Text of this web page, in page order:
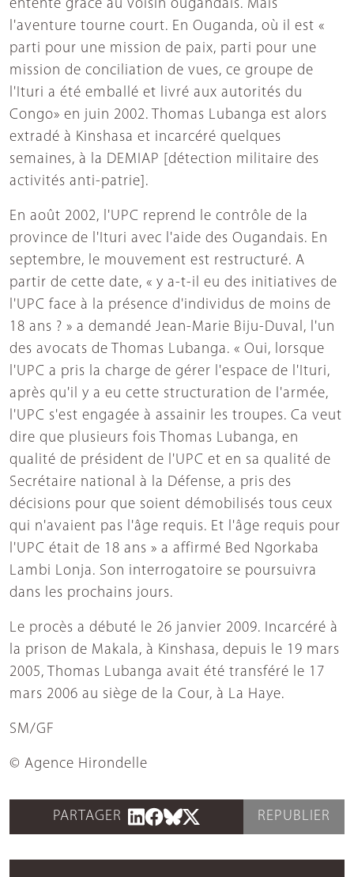
entente grâce au voisin ougandais. Mais
l'aventure tourne court. En Ouganda, où il est «
parti pour une mission de paix, parti pour une
mission de conciliation de vues, ce groupe de
l'Ituri a été emballé et livré aux autorités du
Congo» en juin 2002. Thomas Lubanga est alors
extradé à Kinshasa et incarcéré quelques
semaines, à la DEMIAP [détection militaire des
activités anti-patrie].
En août 2002, l'UPC reprend le contrôle de la
province de l'Ituri avec l'aide des Ougandais. En
septembre, le mouvement est restructuré. A
partir de cette date, « y a-t-il eu des initiatives de
l'UPC face à la présence d'individus de moins de
18 ans ? » a demandé Jean-Marie Biju-Duval, l'un
des avocats de Thomas Lubanga. « Oui, lorsque
l'UPC a pris la charge de gérer l'espace de l'Ituri,
après qu'il y a eu cette structuration de l'armée,
l'UPC s'est engagée à assainir les troupes. Ca veut
dire que plusieurs fois Thomas Lubanga, en
qualité de président de l'UPC et en sa qualité de
Secrétaire national à la Défense, a pris des
décisions pour que soient démobilisés tous ceux
qui n'avaient pas l'âge requis. Et l'âge requis pour
l'UPC était de 18 ans » a affirmé Bed Ngorkaba
Lambi Lonja. Son interrogatoire se poursuivra
dans les prochains jours.
Le procès a débuté le 26 janvier 2009. Incarcéré à
la prison de Makala, à Kinshasa, depuis le 19 mars
2005, Thomas Lubanga avait été transféré le 17
mars 2006 au siège de la Cour, à La Haye.
SM/GF
© Agence Hirondelle
PARTAGER REPUBLIER